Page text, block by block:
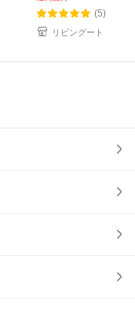
リア 透明 製氷カッ
プ 製氷グ
(5)
リビングート